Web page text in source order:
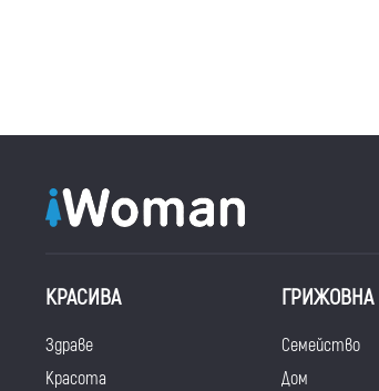
КРАСИВА
Здраве
Красота
ГРИЖОВНА
Семейство
Дом